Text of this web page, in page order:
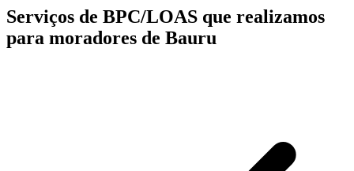
Serviços de BPC/LOAS que realizamos
para moradores de Bauru